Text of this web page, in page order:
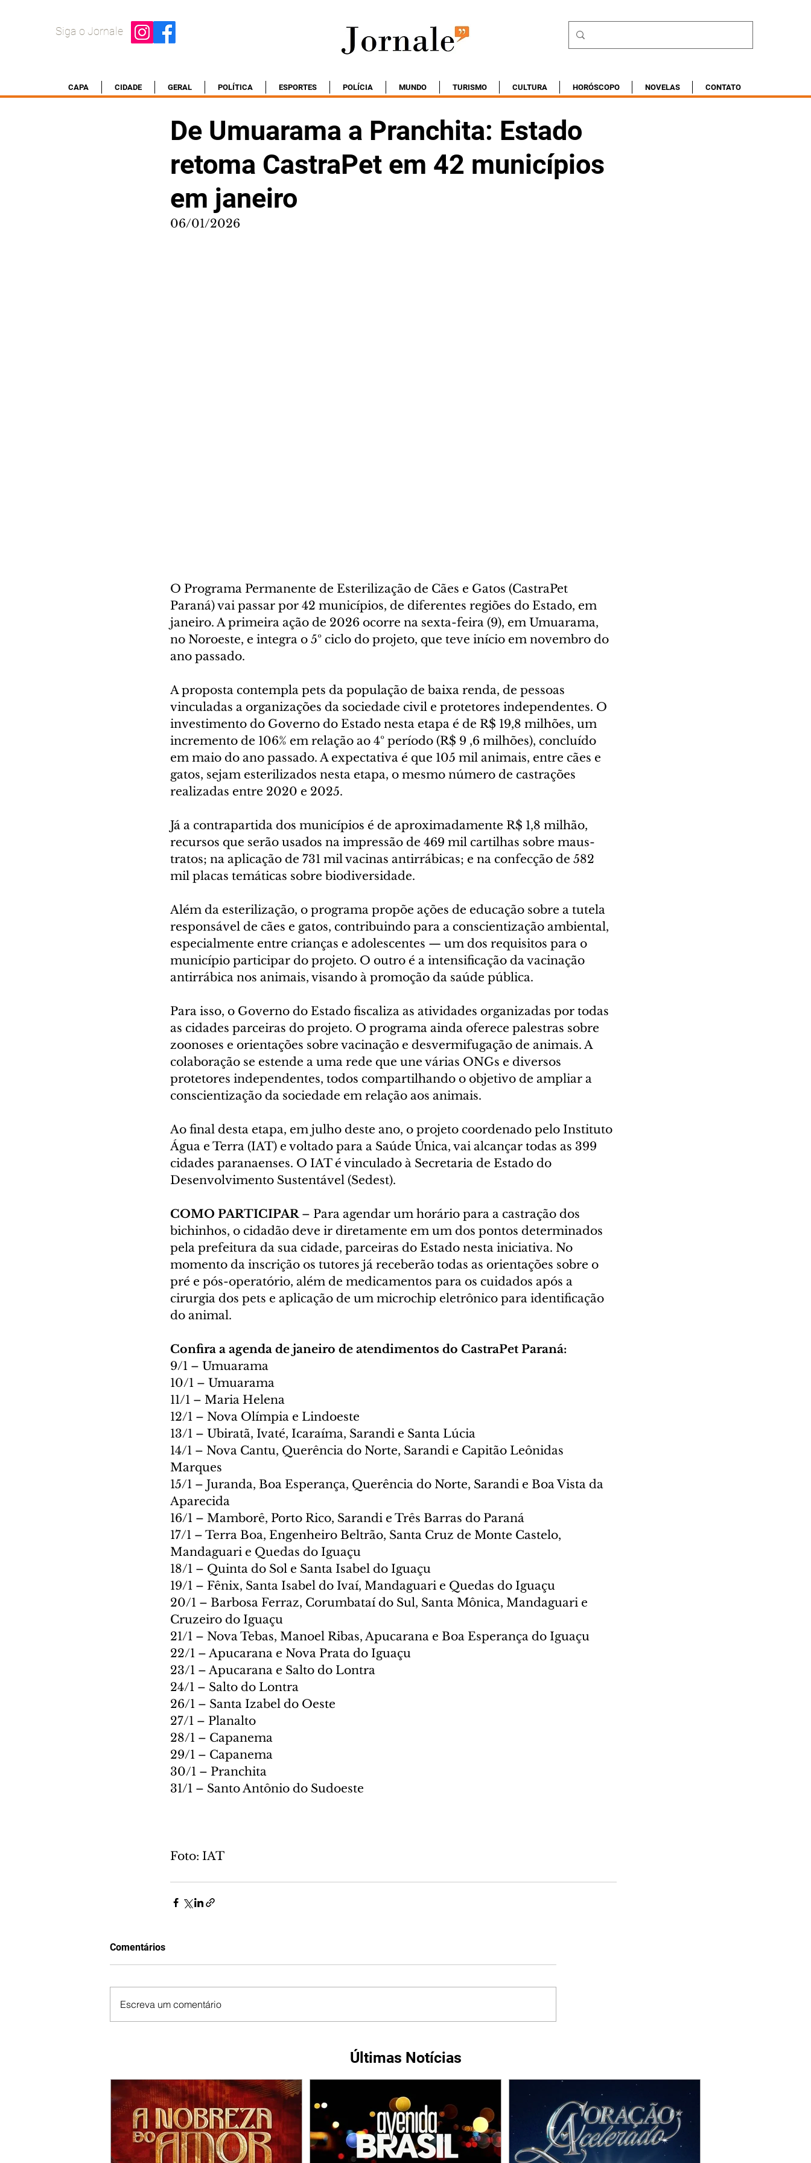
Siga o Jornale
CAPA CIDADE GERAL POLÍTICA ESPORTES POLÍCIA MUNDO TURISMO CULTURA HORÓSCOPO NOVELAS CONTATO
De Umuarama a Pranchita: Estado
retoma CastraPet em 42 municípios
em janeiro
06/01/2026
O Programa Permanente de Esterilização de Cães e Gatos (CastraPet
Paraná) vai passar por 42 municípios, de diferentes regiões do Estado, em
janeiro. A primeira ação de 2026 ocorre na sexta-feira (9), em Umuarama,
no Noroeste, e integra o 5º ciclo do projeto, que teve início em novembro do
ano passado.
A proposta contempla pets da população de baixa renda, de pessoas
vinculadas a organizações da sociedade civil e protetores independentes. O
investimento do Governo do Estado nesta etapa é de R$ 19,8 milhões, um
incremento de 106% em relação ao 4º período (R$ 9 ,6 milhões), concluído
em maio do ano passado. A expectativa é que 105 mil animais, entre cães e
gatos, sejam esterilizados nesta etapa, o mesmo número de castrações
realizadas entre 2020 e 2025.
Já a contrapartida dos municípios é de aproximadamente R$ 1,8 milhão,
recursos que serão usados na impressão de 469 mil cartilhas sobre maus-
tratos; na aplicação de 731 mil vacinas antirrábicas; e na confecção de 582
mil placas temáticas sobre biodiversidade.
Além da esterilização, o programa propõe ações de educação sobre a tutela
responsável de cães e gatos, contribuindo para a conscientização ambiental,
especialmente entre crianças e adolescentes — um dos requisitos para o
município participar do projeto. O outro é a intensificação da vacinação
antirrábica nos animais, visando à promoção da saúde pública.
Para isso, o Governo do Estado fiscaliza as atividades organizadas por todas
as cidades parceiras do projeto. O programa ainda oferece palestras sobre
zoonoses e orientações sobre vacinação e desvermifugação de animais. A
colaboração se estende a uma rede que une várias ONGs e diversos
protetores independentes, todos compartilhando o objetivo de ampliar a
conscientização da sociedade em relação aos animais.
Ao final desta etapa, em julho deste ano, o projeto coordenado pelo Instituto
Água e Terra (IAT) e voltado para a Saúde Única, vai alcançar todas as 399
cidades paranaenses. O IAT é vinculado à Secretaria de Estado do
Desenvolvimento Sustentável (Sedest).
COMO PARTICIPAR – Para agendar um horário para a castração dos
bichinhos, o cidadão deve ir diretamente em um dos pontos determinados
pela prefeitura da sua cidade, parceiras do Estado nesta iniciativa. No
momento da inscrição os tutores já receberão todas as orientações sobre o
pré e pós-operatório, além de medicamentos para os cuidados após a
cirurgia dos pets e aplicação de um microchip eletrônico para identificação
do animal.
Confira a agenda de janeiro de atendimentos do CastraPet Paraná:
9/1 – Umuarama
10/1 – Umuarama
11/1 – Maria Helena
12/1 – Nova Olímpia e Lindoeste
13/1 – Ubiratã, Ivaté, Icaraíma, Sarandi e Santa Lúcia
14/1 – Nova Cantu, Querência do Norte, Sarandi e Capitão Leônidas
Marques
15/1 – Juranda, Boa Esperança, Querência do Norte, Sarandi e Boa Vista da
Aparecida
16/1 – Mamborê, Porto Rico, Sarandi e Três Barras do Paraná
17/1 – Terra Boa, Engenheiro Beltrão, Santa Cruz de Monte Castelo,
Mandaguari e Quedas do Iguaçu
18/1 – Quinta do Sol e Santa Isabel do Iguaçu
19/1 – Fênix, Santa Isabel do Ivaí, Mandaguari e Quedas do Iguaçu
20/1 – Barbosa Ferraz, Corumbataí do Sul, Santa Mônica, Mandaguari e
Cruzeiro do Iguaçu
21/1 – Nova Tebas, Manoel Ribas, Apucarana e Boa Esperança do Iguaçu
22/1 – Apucarana e Nova Prata do Iguaçu
23/1 – Apucarana e Salto do Lontra
24/1 – Salto do Lontra
26/1 – Santa Izabel do Oeste
27/1 – Planalto
28/1 – Capanema
29/1 – Capanema
30/1 – Pranchita
31/1 – Santo Antônio do Sudoeste
Foto: IAT
Comentários
Escreva um comentário
Últimas Notícias